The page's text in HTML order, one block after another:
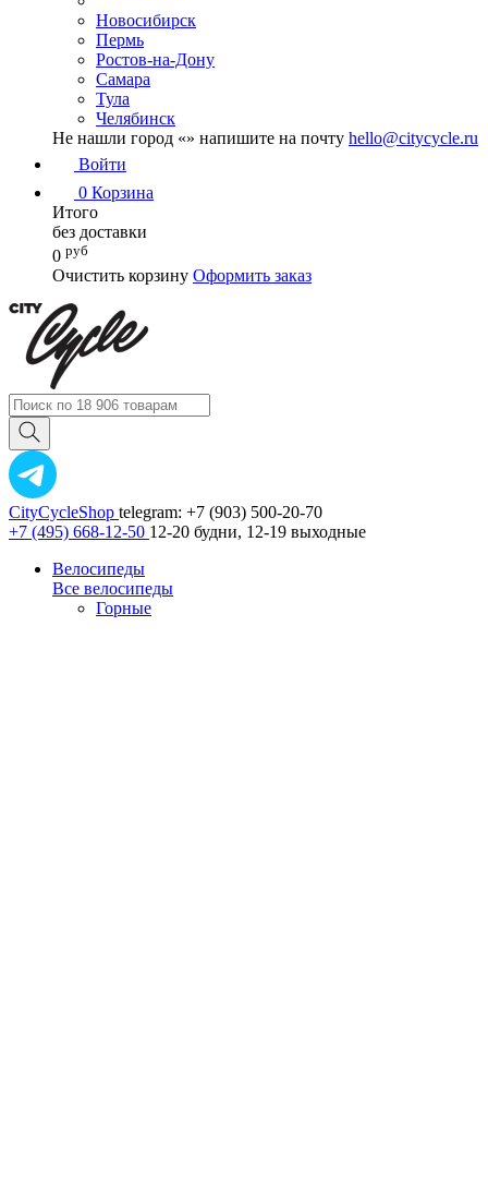
Новосибирск
Пермь
Ростов-на-Дону
Самара
Тула
Челябинск
Не нашли город «» напишите на почту hello@citycycle.ru
Войти
0 Корзина
Итого
без доставки
0 руб
Очистить корзину Оформить заказ
CityCycleShop telegram: +7 (903) 500-20-70
+7 (495) 668-12-50 12-20 будни, 12-19 выходные
Велосипеды
Все велосипеды
Горные